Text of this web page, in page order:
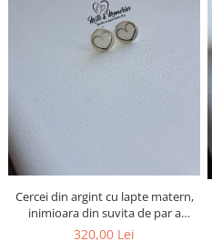
Cercei din argint cu lapte matern,
inimioara din suvita de par a
bebelusului si foita argintie
320,00 Lei